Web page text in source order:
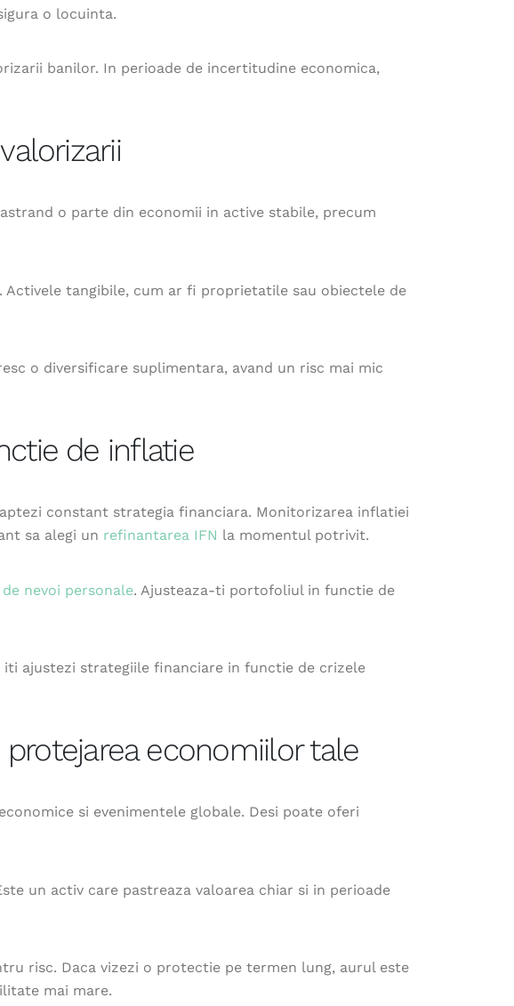
o locuinta.
banilor. In perioade de incertitudine economica,
o parte din economii in active stabile, precum
tangibile, cum ar fi proprietatile sau obiectele de
o diversificare suplimentara, avand un risc mai mic
de inflatie
constant strategia financiara. Monitorizarea inflatiei
sa alegi un refinantarea IFN la momentul potrivit.
nevoi personale. Ajusteaza-ti portofoliul in functie de
ajustezi strategiile financiare in functie de crizele
economiilor tale
si evenimentele globale. Desi poate oferi
un activ care pastreaza valoarea chiar si in perioade
risc. Daca vizezi o protectie pe termen lung, aurul este
mai mare.